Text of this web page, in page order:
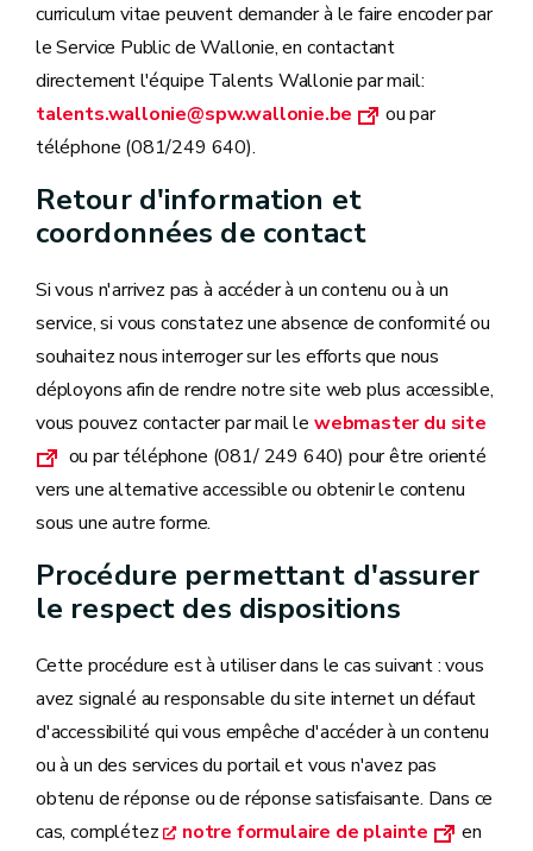
curriculum vitae peuvent demander à le faire encoder par
le Service Public de Wallonie, en contactant
directement l'équipe Talents Wallonie par mail:
talents.wallonie@spw.wallonie.be
ou par
téléphone (081/249 640).
Retour d'information et
coordonnées de contact
Si vous n'arrivez pas à accéder à un contenu ou à un
service, si vous constatez une absence de conformité ou
souhaitez nous interroger sur les efforts que nous
déployons afin de rendre notre site web plus accessible,
vous pouvez contacter par mail le webmaster du site
ou par téléphone (081/ 249 640) pour être orienté
vers une alternative accessible ou obtenir le contenu
sous une autre forme.
Procédure permettant d'assurer
le respect des dispositions
Cette procédure est à utiliser dans le cas suivant : vous
avez signalé au responsable du site internet un défaut
d'accessibilité qui vous empêche d'accéder à un contenu
ou à un des services du portail et vous n'avez pas
obtenu de réponse ou de réponse satisfaisante. Dans ce
cas, complétez
notre formulaire de plainte
en